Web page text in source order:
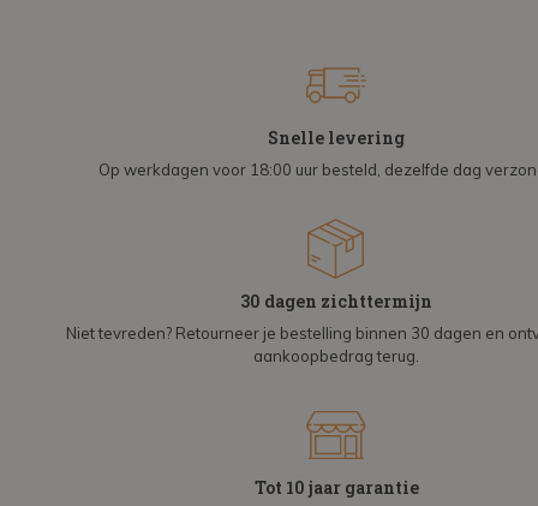
Snelle levering
Op werkdagen voor 18:00 uur besteld, dezelfde dag
30 dagen zichttermijn
Niet tevreden? Retourneer je bestelling binnen 30 dagen en
aankoopbedrag terug.
Tot 10 jaar garantie